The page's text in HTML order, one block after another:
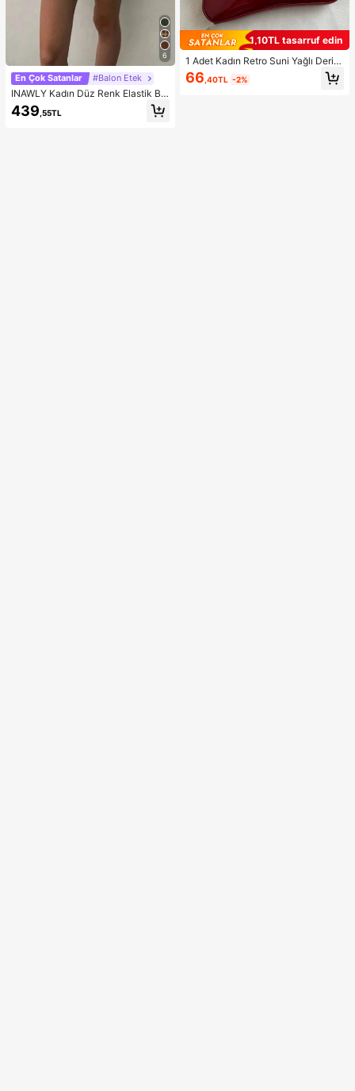
6
En Çok Satanlar #Balon Etek
INAWLY Kadın Düz Renk Elastik Bel
Pileli Kısa, Siyah Etek
439 ,55TL
1,10TL tasarruf edin
1 Adet Kadın Retro Suni Yağlı Deri O
muz ve Çapraz Askılı Çanta, Rande
vular, Geziler, Partiler ve Ziyafetler İ
66 ,40TL -2%